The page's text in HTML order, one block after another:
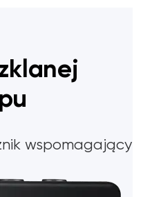
wspomagający